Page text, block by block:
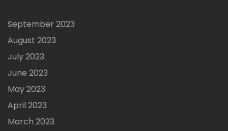
September 2023
August 2023
July 2023
June 2023
May 2023
April 2023
March 2023